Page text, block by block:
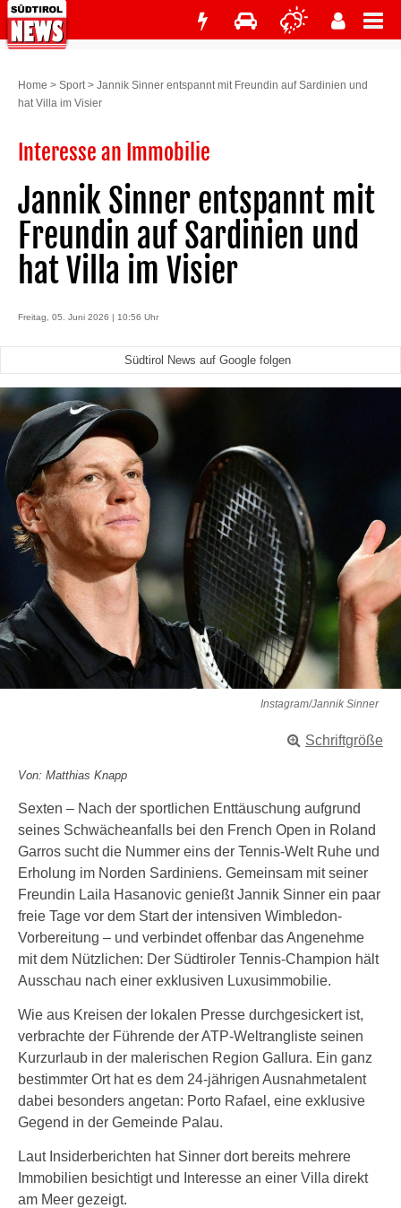
Home > Sport> Jannik Sinner entspannt mit Freundin auf Sardinien und
hat Villa im Visier
Interesse an Immobilie
Jannik Sinner entspannt mit
Freundin auf Sardinien und
hat Villa im Visier
Freitag, 05. Juni 2026 | 10:56 Uhr
Südtirol News auf Google folgen
Instagram/Jannik Sinner
Schriftgröße
Von: Matthias Knapp
Sexten – Nach der sportlichen Enttäuschung aufgrund
seines Schwächeanfalls bei den French Open in Roland
Garros sucht die Nummer eins der Tennis-Welt Ruhe und
Erholung im Norden Sardiniens. Gemeinsam mit seiner
Freundin Laila Hasanovic genießt Jannik Sinner ein paar
freie Tage vor dem Start der intensiven Wimbledon-
Vorbereitung – und verbindet offenbar das Angenehme
mit dem Nützlichen: Der Südtiroler Tennis-Champion hält
Ausschau nach einer exklusiven Luxusimmobilie.
Wie aus Kreisen der lokalen Presse durchgesickert ist,
verbrachte der Führende der ATP-Weltrangliste seinen
Kurzurlaub in der malerischen Region Gallura. Ein ganz
bestimmter Ort hat es dem 24-jährigen Ausnahmetalent
dabei besonders angetan: Porto Rafael, eine exklusive
Gegend in der Gemeinde Palau.
Laut Insiderberichten hat Sinner dort bereits mehrere
Immobilien besichtigt und Interesse an einer Villa direkt
am Meer gezeigt.